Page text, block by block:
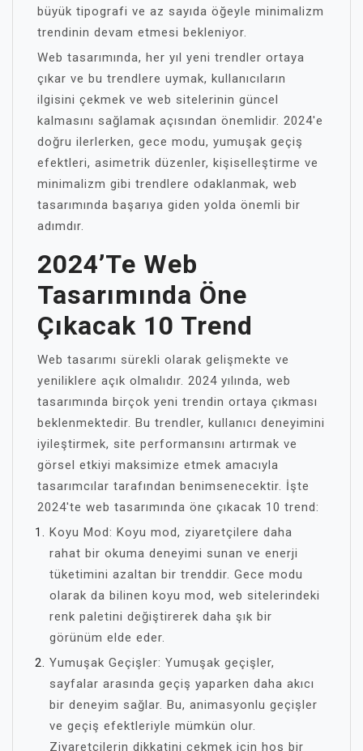
büyük tipografi ve az sayıda öğeyle minimalizm
trendinin devam etmesi bekleniyor.
Web tasarımında, her yıl yeni trendler ortaya
çıkar ve bu trendlere uymak, kullanıcıların
ilgisini çekmek ve web sitelerinin güncel
kalmasını sağlamak açısından önemlidir. 2024'e
doğru ilerlerken, gece modu, yumuşak geçiş
efektleri, asimetrik düzenler, kişiselleştirme ve
minimalizm gibi trendlere odaklanmak, web
tasarımında başarıya giden yolda önemli bir
adımdır.
2024’te Web
Tasarımında Öne
Çıkacak 10 Trend
Web tasarımı sürekli olarak gelişmekte ve
yeniliklere açık olmalıdır. 2024 yılında, web
tasarımında birçok yeni trendin ortaya çıkması
beklenmektedir. Bu trendler, kullanıcı deneyimini
iyileştirmek, site performansını artırmak ve
görsel etkiyi maksimize etmek amacıyla
tasarımcılar tarafından benimsenecektir. İşte
2024'te web tasarımında öne çıkacak 10 trend:
Koyu Mod: Koyu mod, ziyaretçilere daha
rahat bir okuma deneyimi sunan ve enerji
tüketimini azaltan bir trenddir. Gece modu
olarak da bilinen koyu mod, web sitelerindeki
renk paletini değiştirerek daha şık bir
görünüm elde eder.
Yumuşak Geçişler: Yumuşak geçişler,
sayfalar arasında geçiş yaparken daha akıcı
bir deneyim sağlar. Bu, animasyonlu geçişler
ve geçiş efektleriyle mümkün olur.
Ziyaretçilerin dikkatini çekmek için hoş bir